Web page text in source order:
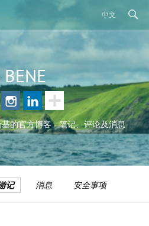
中文
基的官方博客 - 笔记、评论及消息
记 消息 安全事项